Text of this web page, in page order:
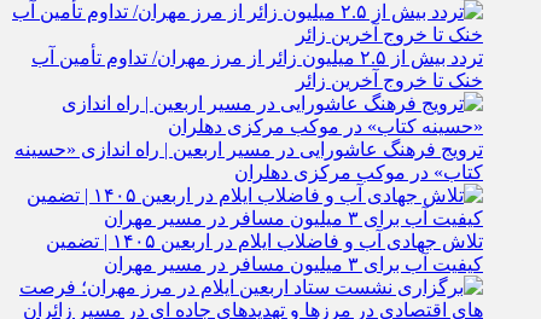
تردد بیش از ۲.۵ میلیون زائر از مرز مهران/ تداوم تأمین آب
خنک تا خروج آخرین زائر
ترویج فرهنگ عاشورایی در مسیر اربعین | راه‌ اندازی «حسینه
کتاب» در موکب مرکزی دهلران
تلاش جهادی آب و فاضلاب ایلام در اربعین ۱۴۰۵ | تضمین
کیفیت آب برای ۳ میلیون مسافر در مسیر مهران